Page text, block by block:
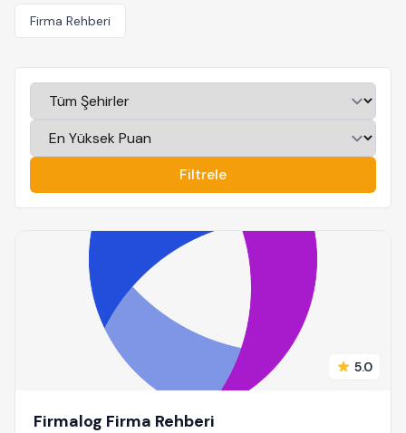
Firma Rehberi
Filtrele
5.0
Firmalog Firma Rehberi